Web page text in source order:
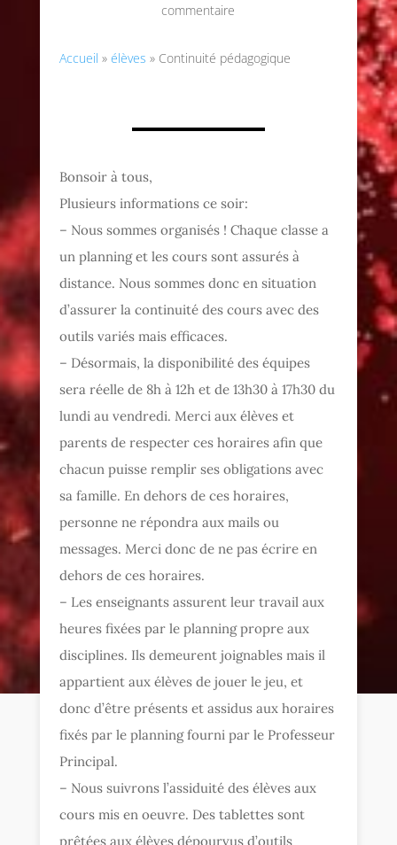
commentaire
Accueil »élèves » Continuité pédagogique
Bonsoir à tous,
Plusieurs informations ce soir:
– Nous sommes organisés ! Chaque classe a
un planning et les cours sont assurés à
distance. Nous sommes donc en situation
d’assurer la continuité des cours avec des
outils variés mais efficaces.
– Désormais, la disponibilité des équipes
sera réelle de 8h à 12h et de 13h30 à 17h30 du
lundi au vendredi. Merci aux élèves et
parents de respecter ces horaires afin que
chacun puisse remplir ses obligations avec
sa famille. En dehors de ces horaires,
personne ne répondra aux mails ou
messages. Merci donc de ne pas écrire en
dehors de ces horaires.
– Les enseignants assurent leur travail aux
heures fixées par le planning propre aux
disciplines. Ils demeurent joignables mais il
appartient aux élèves de jouer le jeu, et
donc d’être présents et assidus aux horaires
fixés par le planning fourni par le Professeur
Principal.
– Nous suivrons l’assiduité des élèves aux
cours mis en oeuvre. Des tablettes sont
prêtées aux élèves dépourvus d’outils